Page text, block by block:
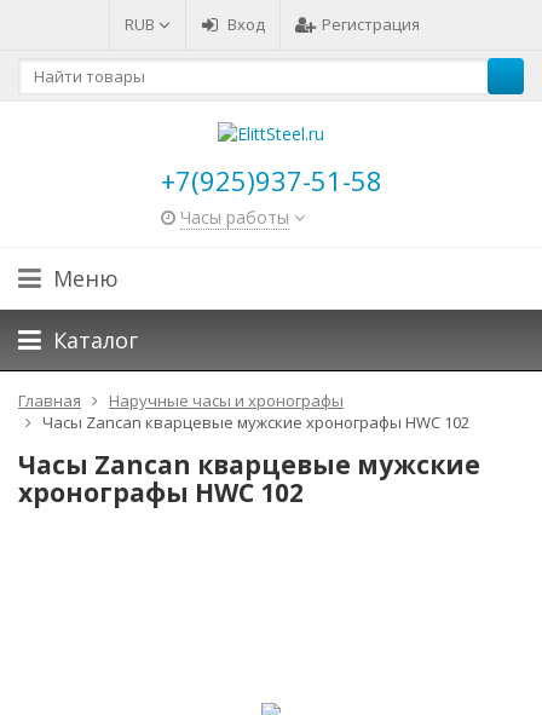
RUB Вход Регистрация
+7(925)937-51-58
Часы работы
Меню
Каталог
Главная
Наручные часы и хронографы
Часы Zancan кварцевые мужские хронографы HWC 102
Часы Zancan кварцевые мужские
хронографы HWC 102